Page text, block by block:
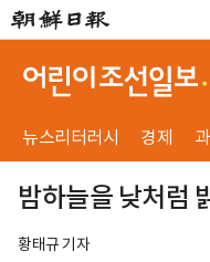
뉴스리터러시 경제
밤하늘을 낮처럼
황태규 기자